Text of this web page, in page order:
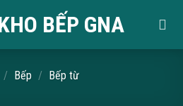
/ Bếp / Bếp từ